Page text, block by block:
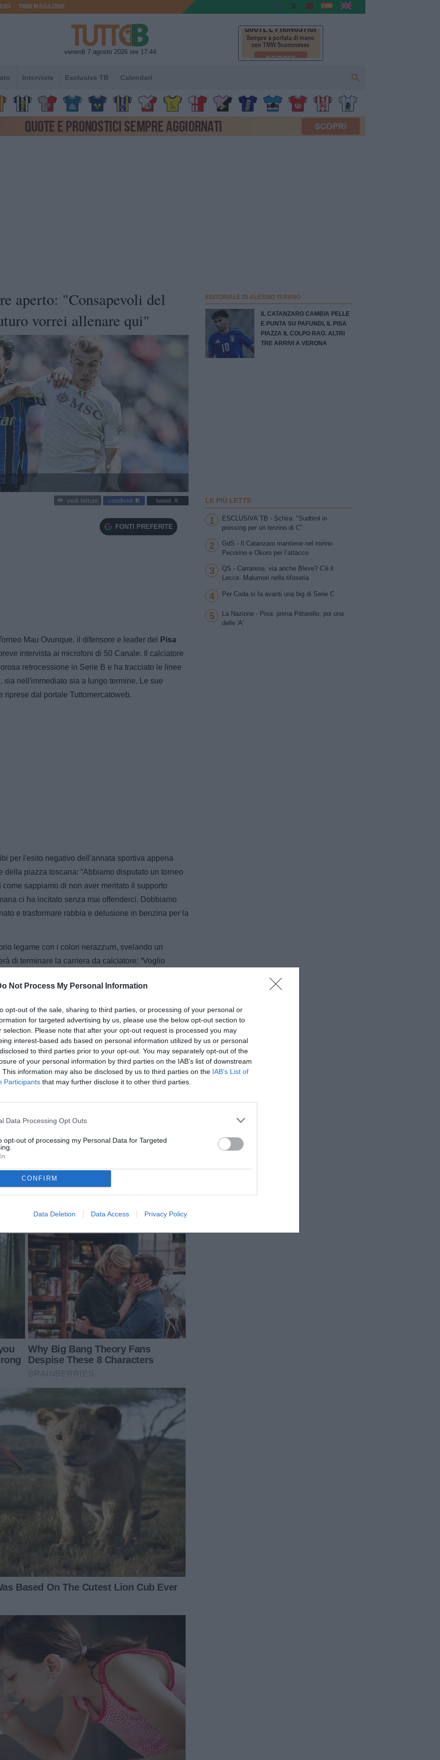
Not Process My Personal Information
opt-out of the sale, sharing to third parties, or processing of your personal or
for targeted advertising by us, please use the below opt-out section to
selection. Please note that after your opt-out request is processed you may
interest-based ads based on personal information utilized by us or personal
to third parties prior to your opt-out. You may separately opt-out of the
of your personal information by third parties on the IAB’s list of downstream
This information may also be disclosed by us to third parties on the IAB’s List of
Participants that may further disclose it to other third parties.
Data Processing Opt Outs
opt-out of processing my Personal Data for Targeted
CONFIRM
Data Deletion Data Access Privacy Policy
TMW MAGAZINE
venerdì 7 agosto 2026 ore 17:44
Interviste Esclusive TB Calendari
aperto: "Consapevoli del
vorrei allenare qui"
vedi letture condividi tweet
FONTI PREFERITE
Mau Ovunque, il difensore e leader del
Pisa
intervista ai microfoni di 50 Canale. Il calciatore
retrocessione in Serie B e ha tracciato le linee
sia nell'immediato sia a lungo termine. Le sue
dal portale Tuttomercatoweb.
per l'esito negativo dell'annata sportiva appena
piazza toscana: “Abbiamo disputato un torneo
sappiamo di non aver meritato il supporto
ci ha incitato senza mai offenderci. Dobbiamo
e trasformare rabbia e delusione in benzina per la
legame con i colori nerazzurri, svelando un
di terminare la carriera da calciatore: “Voglio
questo club e questa città in Serie A. La mia
maglia perché ho tutto quello che un giocatore
al dopo, ci sono tutti i presupposti per avviare il
le scarpe al chiodo vorrei passare in panchina e
in nerazzurro”.
EDITORIALE DI ALESSIO TUFANO
IL CATANZARO CAMBIA PELLE
E PUNTA SU PAFUNDI, IL PISA
PIAZZA IL COLPO RAO. ALTRI
TRE ARRIVI A VERONA
LE PIÙ LETTE
1
ESCLUSIVA TB - Schira: "Sudtirol in
pressing per un terzino di C"
2
GdS - Il Catanzaro mantiene nel mirino
Pecorino e Okoro per l’attacco
3
QS - Carrarese, via anche Bleve? C'è il
Lecce. Malumori nella tifoseria
4 Per Coda si fa avanti una big di Serie C
5
La Nazione - Pisa: prima Pittarello, poi una
delle 'A'